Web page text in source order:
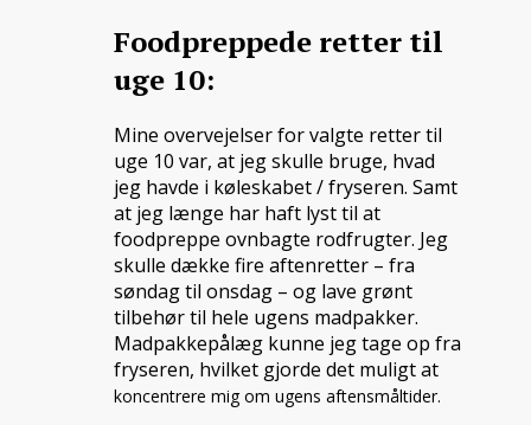
Foodpreppede retter til
uge 10:
Mine overvejelser for valgte retter til
uge 10 var, at jeg skulle bruge, hvad
jeg havde i køleskabet / fryseren. Samt
at jeg længe har haft lyst til at
foodpreppe ovnbagte rodfrugter. Jeg
skulle dække fire aftenretter – fra
søndag til onsdag – og lave grønt
tilbehør til hele ugens madpakker.
Madpakkepålæg kunne jeg tage op fra
fryseren, hvilket gjorde det muligt at
koncentrere mig om ugens aftensmåltider.